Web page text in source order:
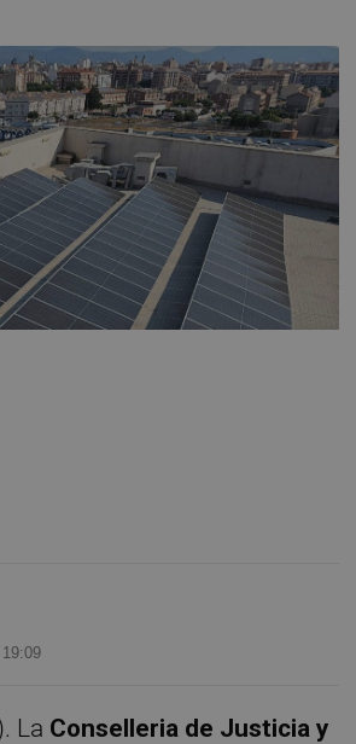
19:09
La Conselleria de Justicia y